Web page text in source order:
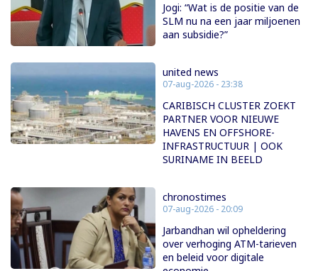
Jogi: “Wat is de positie van de
SLM nu na een jaar miljoenen
aan subsidie?”
united news
07-aug-2026 - 23:38
CARIBISCH CLUSTER ZOEKT
PARTNER VOOR NIEUWE
HAVENS EN OFFSHORE-
INFRASTRUCTUUR | OOK
SURINAME IN BEELD
chronostimes
07-aug-2026 - 20:09
Jarbandhan wil opheldering
over verhoging ATM-tarieven
en beleid voor digitale